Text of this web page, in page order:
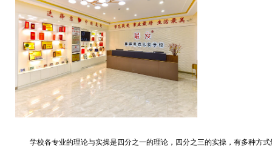
学校各专业的理论与实操是四分之一的理论，四分之三的实操，有多种方式